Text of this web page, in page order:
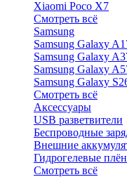
Xiaomi Poco X7
Смотреть всё
Samsung
Samsung Galaxy
Samsung Galaxy
Samsung Galaxy
Samsung Galaxy
Смотреть всё
Аксессуары
USB разветвители
Беспроводные
Внешние
Гидрогелевые
Смотреть всё